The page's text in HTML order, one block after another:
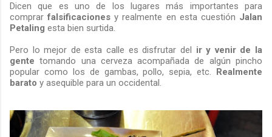
Dicen que es uno de los lugares más importantes para
comprarfalsificaciones y realmente en esta cuestión Jalan
Petaling esta bien surtida.
Pero lo mejor de esta calle es disfrutar del ir y venir de la
gente tomando una cerveza acompañada de algún pincho
popular como los de gambas, pollo, sepia, etc. Realmente
barato y asequible para un occidental.